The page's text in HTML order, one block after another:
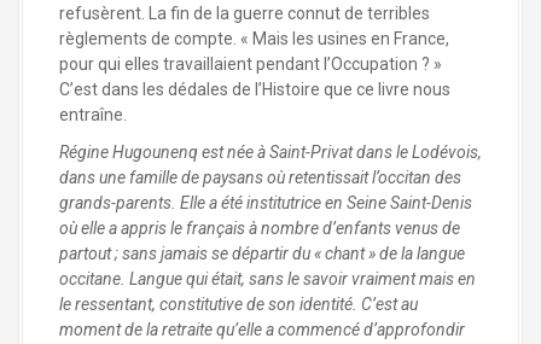
refusèrent. La fin de la guerre connut de terribles
règlements de compte. « Mais les usines en France,
pour qui elles travaillaient pendant l’Occupation ? »
C’est dans les dédales de l’Histoire que ce livre nous
entraîne.
Régine Hugounenq est née à Saint-Privat dans le Lodévois,
dans une famille de paysans où retentissait l’occitan des
grands-parents. Elle a été institutrice en Seine Saint-Denis
où elle a appris le français à nombre d’enfants venus de
partout ; sans jamais se départir du « chant » de la langue
occitane. Langue qui était, sans le savoir vraiment mais en
le ressentant, constitutive de son identité. C’est au
moment de la retraite qu’elle a commencé d’approfondir